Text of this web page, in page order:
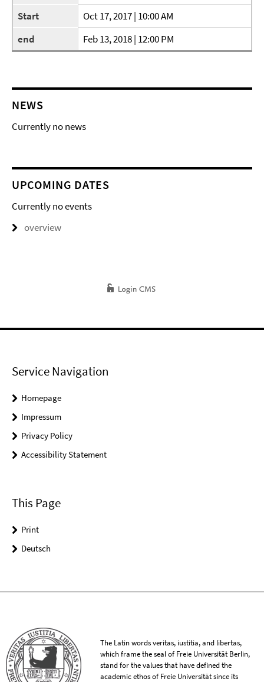
Start
Oct 17, 2017 | 10:00 AM
end
Feb 13, 2018 | 12:00 PM
NEWS
Currently no news
UPCOMING DATES
Currently no events
overview
Service Navigation
Homepage
Impressum
Privacy Policy
Accessibility Statement
This Page
Print
Deutsch
The Latin words veritas, iustitia, and libertas,
which frame the seal of Freie Universität Berlin,
stand for the values that have defined the
academic ethos of Freie Universität since its